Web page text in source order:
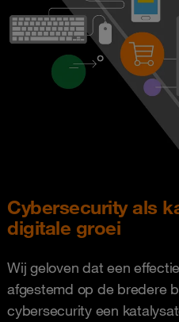
Cybersecurity als
digitale groei
Wij geloven dat een
afgestemd op de bredere
cybersecurity een